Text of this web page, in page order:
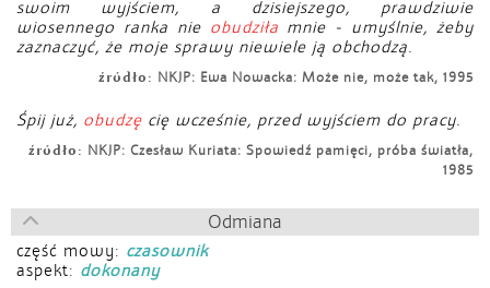
swoim wyjściem, a dzisiejszego, prawdziwie
wiosennego ranka nie obudziła mnie - umyślnie, żeby
zaznaczyć, że moje sprawy niewiele ją obchodzą.
źródło: NKJP: Ewa Nowacka: Może nie, może tak, 1995
Śpij już, obudzę cię wcześnie, przed wyjściem do pracy.
źródło: NKJP: Czesław Kuriata: Spowiedź pamięci, próba światła,
1985
Odmiana
część mowy: czasownik
aspekt: dokonany